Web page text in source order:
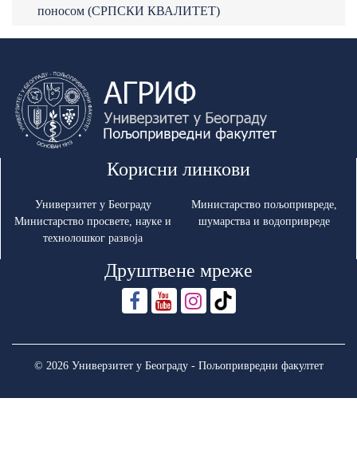
поносом (СРПСКИ КВАЛИТЕТ)
Корисни линкови
Универзитет у Београду
Министарство просвете, науке и
технолошког развоја
Министарство пољопривреде,
шумарства и водопривреде
Друштвене мреже
© 2026 Универзитет у Београду - Пољопривредни факултет